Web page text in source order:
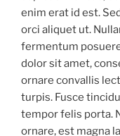
enim erat id est.
orci aliquet ut.
fermentum
dolor sit amet,
ornare convallis
turpis. Fusce
tempor felis porta.
ornare, est magna